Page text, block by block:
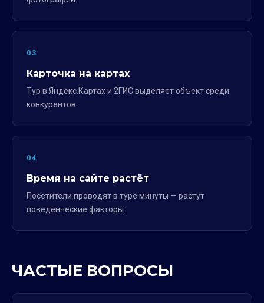
03
Карточка на картах
Тур в Яндекс.Картах и 2ГИС выделяет объект среди
конкурентов.
04
Время на сайте растёт
Посетители проводят в туре минуты — растут
поведенческие факторы.
ЧАСТЫЕ ВОПРОСЫ